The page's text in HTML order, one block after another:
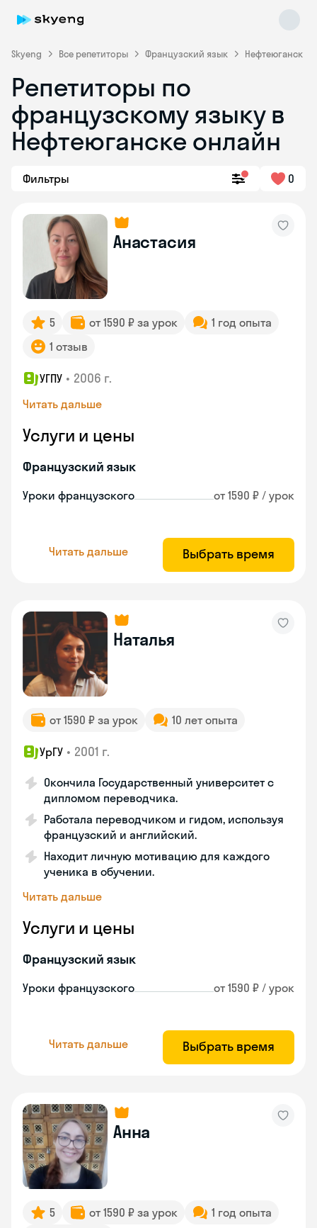
Skyeng Все репетиторы Французский язык Нефтеюганск
Репетиторы по
французскому языку в
Нефтеюганске онлайн
Фильтры 0
Анастасия
5 от 1590 ₽ за урок
1 год опыта
1 отзыв
УГПУ • 2006 г.
Читать дальше
Услуги и цены
Французский язык
Уроки французского от 1590 ₽ / урок
Читать дальше Выбрать время
Наталья
от 1590 ₽ за урок 10 лет опыта
УрГУ • 2001 г.
Окончила Государственный университет с
дипломом переводчика.
Работала переводчиком и гидом, используя
французский и английский.
Находит личную мотивацию для каждого
ученика в обучении.
Читать дальше
Услуги и цены
Французский язык
Уроки французского от 1590 ₽ / урок
Читать дальше Выбрать время
Анна
5 от 1590 ₽ за урок
1 год опыта
Skyeng Chat